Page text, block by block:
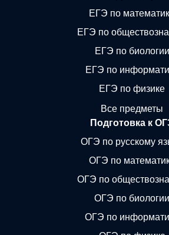
ЕГЭ по
ЕГЭ по
ЕГЭ по биологии
ЕГЭ по
ЕГЭ по физике
Все предметы
Подготовка к
ОГЭ по русскому
ОГЭ по
ОГЭ по
ОГЭ по биологии
ОГЭ по